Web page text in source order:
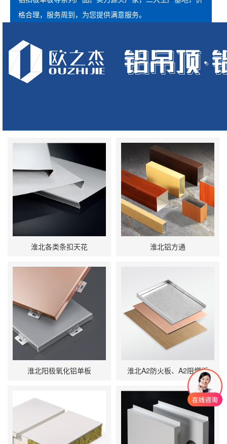
格合理，服务周到，为您提供满意服务。
淮北各类条扣天花 淮北铝方通
淮北阳极氧化铝单板 淮北A2防火板、A2阻燃板